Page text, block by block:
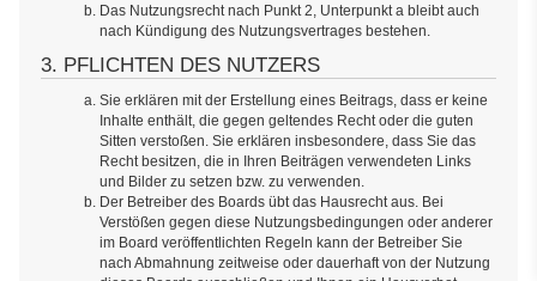
Das Nutzungsrecht nach Punkt 2, Unterpunkt a bleibt auch
nach Kündigung des Nutzungsvertrages bestehen.
3. PFLICHTEN DES NUTZERS
Sie erklären mit der Erstellung eines Beitrags, dass er keine
Inhalte enthält, die gegen geltendes Recht oder die guten
Sitten verstoßen. Sie erklären insbesondere, dass Sie das
Recht besitzen, die in Ihren Beiträgen verwendeten Links
und Bilder zu setzen bzw. zu verwenden.
Der Betreiber des Boards übt das Hausrecht aus. Bei
Verstößen gegen diese Nutzungsbedingungen oder anderer
im Board veröffentlichten Regeln kann der Betreiber Sie
nach Abmahnung zeitweise oder dauerhaft von der Nutzung